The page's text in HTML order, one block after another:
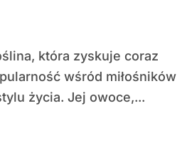
diecie
wśród miłośników
życia. Jej owoce,...